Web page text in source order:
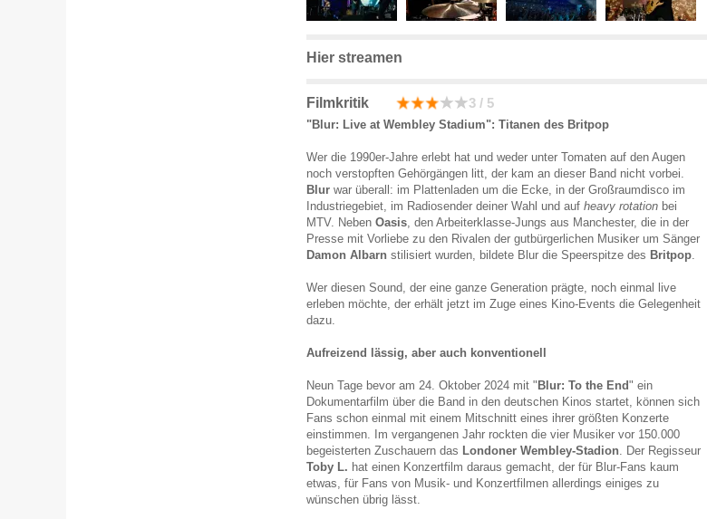
Hier streamen
Filmkritik 3 / 5
"Blur: Live at Wembley Stadium": Titanen des Britpop
Wer die 1990er-Jahre erlebt hat und weder unter Tomaten auf den Augen
noch verstopften Gehörgängen litt, der kam an dieser Band nicht vorbei.
Blur war überall: im Plattenladen um die Ecke, in der Großraumdisco im
Industriegebiet, im Radiosender deiner Wahl und auf heavy rotation bei
MTV. Neben Oasis, den Arbeiterklasse-Jungs aus Manchester, die in der
Presse mit Vorliebe zu den Rivalen der gutbürgerlichen Musiker um Sänger
Damon Albarn stilisiert wurden, bildete Blur die Speerspitze des Britpop.
Wer diesen Sound, der eine ganze Generation prägte, noch einmal live
erleben möchte, der erhält jetzt im Zuge eines Kino-Events die Gelegenheit
dazu.
Aufreizend lässig, aber auch konventionell
Neun Tage bevor am 24. Oktober 2024 mit " Blur: To the End" ein
Dokumentarfilm über die Band in den deutschen Kinos startet, können sich
Fans schon einmal mit einem Mitschnitt eines ihrer größten Konzerte
einstimmen. Im vergangenen Jahr rockten die vier Musiker vor 150.000
begeisterten Zuschauern das Londoner Wembley-Stadion. Der Regisseur
Toby L. hat einen Konzertfilm daraus gemacht, der für Blur-Fans kaum
etwas, für Fans von Musik- und Konzertfilmen allerdings einiges zu
wünschen übrig lässt.